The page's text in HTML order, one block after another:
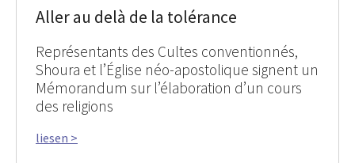
Aller au delà de la tolérance
Représentants des Cultes conventionnés,
Shoura et l’Église néo-apostolique signent un
Mémorandum sur l’élaboration d’un cours
des religions
liesen >